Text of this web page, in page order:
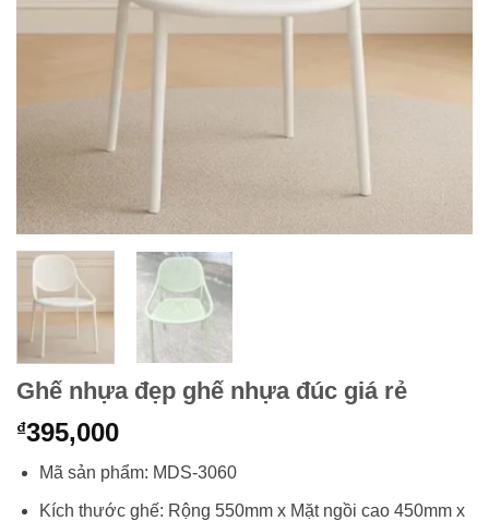
Ghế nhựa đẹp ghế nhựa đúc giá rẻ
₫395,000
Mã sản phẩm: MDS-3060
Kích thước ghế: Rộng 550mm x Mặt ngồi cao 450mm x